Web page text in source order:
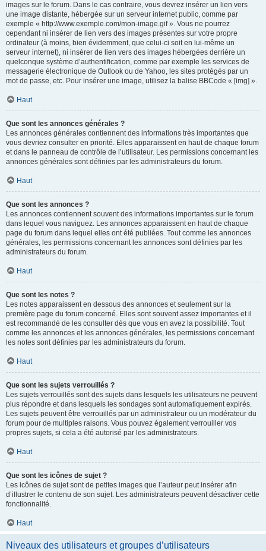
images sur le forum. Dans le cas contraire, vous devrez insérer un lien vers
une image distante, hébergée sur un serveur internet public, comme par
exemple « http://www.exemple.com/mon-image.gif ». Vous ne pourrez
cependant ni insérer de lien vers des images présentes sur votre propre
ordinateur (à moins, bien évidemment, que celui-ci soit en lui-même un
serveur internet), ni insérer de lien vers des images hébergées derrière un
quelconque système d’authentification, comme par exemple les services de
messagerie électronique de Outlook ou de Yahoo, les sites protégés par un
mot de passe, etc. Pour insérer une image, utilisez la balise BBCode « [img] ».
Haut
Que sont les annonces générales ?
Les annonces générales contiennent des informations très importantes que
vous devriez consulter en priorité. Elles apparaissent en haut de chaque forum
et dans le panneau de contrôle de l’utilisateur. Les permissions concernant les
annonces générales sont définies par les administrateurs du forum.
Haut
Que sont les annonces ?
Les annonces contiennent souvent des informations importantes sur le forum
dans lequel vous naviguez. Les annonces apparaissent en haut de chaque
page du forum dans lequel elles ont été publiées. Tout comme les annonces
générales, les permissions concernant les annonces sont définies par les
administrateurs du forum.
Haut
Que sont les notes ?
Les notes apparaissent en dessous des annonces et seulement sur la
première page du forum concerné. Elles sont souvent assez importantes et il
est recommandé de les consulter dès que vous en avez la possibilité. Tout
comme les annonces et les annonces générales, les permissions concernant
les notes sont définies par les administrateurs du forum.
Haut
Que sont les sujets verrouillés ?
Les sujets verrouillés sont des sujets dans lesquels les utilisateurs ne peuvent
plus répondre et dans lesquels les sondages sont automatiquement expirés.
Les sujets peuvent être verrouillés par un administrateur ou un modérateur du
forum pour de multiples raisons. Vous pouvez également verrouiller vos
propres sujets, si cela a été autorisé par les administrateurs.
Haut
Que sont les icônes de sujet ?
Les icônes de sujet sont de petites images que l’auteur peut insérer afin
d’illustrer le contenu de son sujet. Les administrateurs peuvent désactiver cette
fonctionnalité.
Haut
Niveaux des utilisateurs et groupes d’utilisateurs